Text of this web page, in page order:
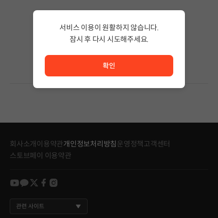
검색어의 단어 수를 줄이거나 필터조건을 변경하세요.
회사소개이용약관개인정보처리방침 운영정책고객센터
스토브페이 이용약관
youtube
kakao
twitter
facebook
instagram
관련 사이트
서비스 이용이 원활하지 않습니다.
잠시 후 다시 시도해주세요.
확인